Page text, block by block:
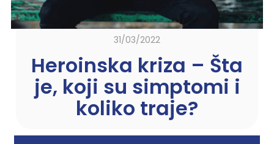
31/03/2022
Heroinska kriza – Šta
je, koji su simptomi i
koliko traje?